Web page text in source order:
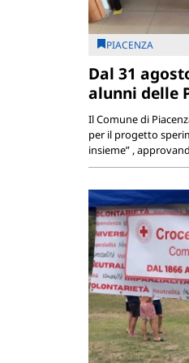
PIACENZA
Dal 31
alunni delle
Il Comune di
per il progetto
insieme” ,